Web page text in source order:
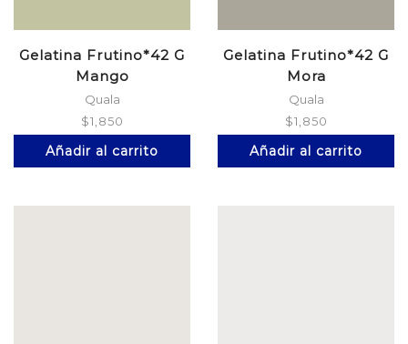
Gelatina Frutino*42 G
Mango
Quala
$1,850
Añadir al carrito
Gelatina Frutino*42 G
Mora
Quala
$1,850
Añadir al carrito